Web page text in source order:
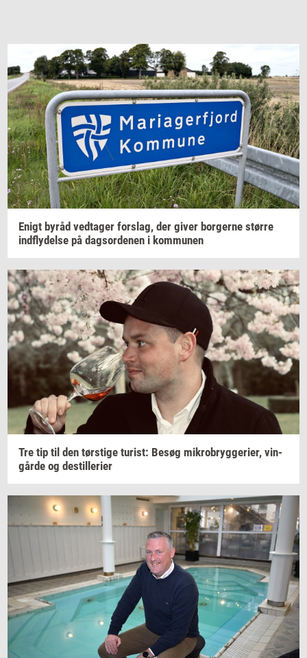
Enigt byråd ved­ta­ger for­slag, der giver bor­ger­ne stør­re
ind­fly­del­se på dags­or­de­nen i kom­mu­nen
Tre tip til den tørsti­ge turist: Besøg mi­kro­bryg­ge­ri­er, vin­
går­de og destil­le­ri­er